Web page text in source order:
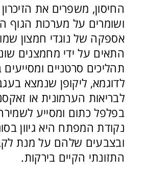
החיסון, משפרים את הזיכרון
ושומרים על מערכות הגוף
אספקה של נוגדי חמצון
התאים על ידי מחמצנים
תהליכים סרטניים
לדוגמא, ליקופן שנמצא
לבריאות הערמונית או
בפלפל כתום ומסייע
נקודת המפתח היא גיוון
ובצבעים שלהם על מנת
התזונתי הקיים בירקות.